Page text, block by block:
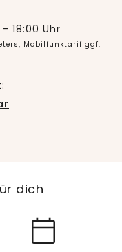
18:00 Uhr
Mobilfunktarif ggf.
dich